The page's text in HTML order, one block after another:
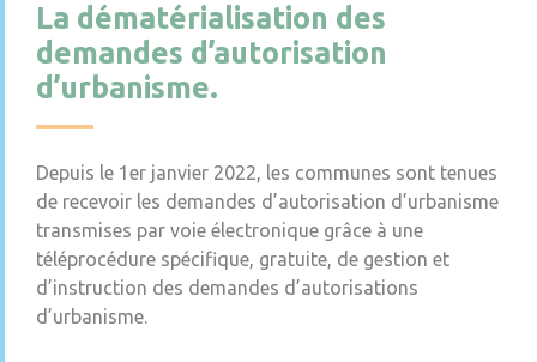
La dématérialisation des
demandes d’autorisation
d’urbanisme.
Depuis le 1er janvier 2022, les communes sont tenues
de recevoir les demandes d’autorisation d’urbanisme
transmises par voie électronique grâce à une
téléprocédure spécifique, gratuite, de gestion et
d’instruction des demandes d’autorisations
d’urbanisme.